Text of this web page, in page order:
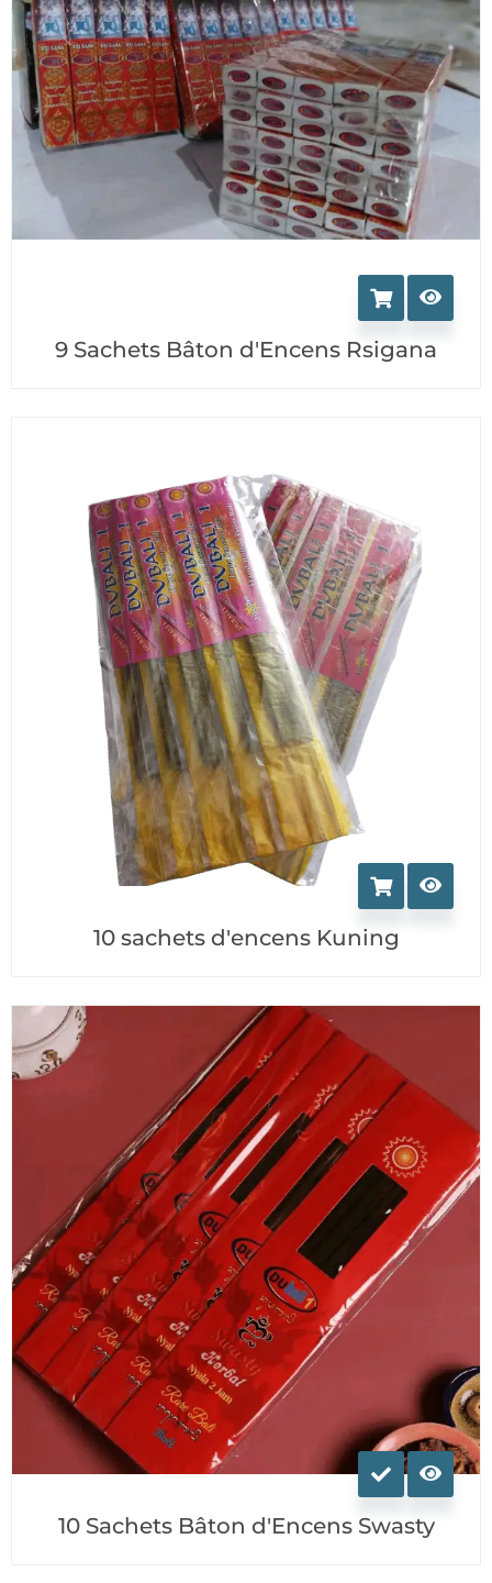
9 Sachets Bâton d'Encens Rsigana
10 sachets d'encens Kuning
produit
plusieurs
10 Sachets Bâton d'Encens Swasty